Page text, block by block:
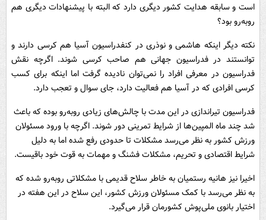
است و سابقه هدایت کشور دیگری دارد که البته با پیشنهادات دیگری هم
روبه‌رو بود؟
نکته دیگر اینکه هاشمی و نوذری در کنفدراسیون آسیا هم کرسی دارند و
توانستند در فدراسیون جهانی هم صاحب کرسی شوند. اگرچه نقش
فدراسیون در معرفی افراد را نمی‌توان نادیده گرفت اما اینکه برای کسب
کرسی افرادی که در آسیا هم فعالیت دارد، جای سوال و تعجب دارد.
فدراسیون تیراندازی در این مدت با چالش‌های زیادی روبه‌رو بوده که باعث
شد چند ماه المپین‌ها از شرایط تمرینی دور شوند. اگرچه با ورود مسئولان
ورزش کشور به نظر می‌رسد مشکلات تا حدودی رفع شده اما به دلیل
شرایط اقتصادی و تحریم، مشکلات فشنگ و مهمات به قوت خود باقیست.
اخیرا نیز هانیه رستمیان به خاطر سلاح قدیمی با مشکلاتی روبه‌رو شده که
به نظر می‌رسد با کمک مسئولان ورزش کشور، این سلاح در این هفته در
اختیار بانوی ملی‌پوش کشورمان قرار می‌گیرد.